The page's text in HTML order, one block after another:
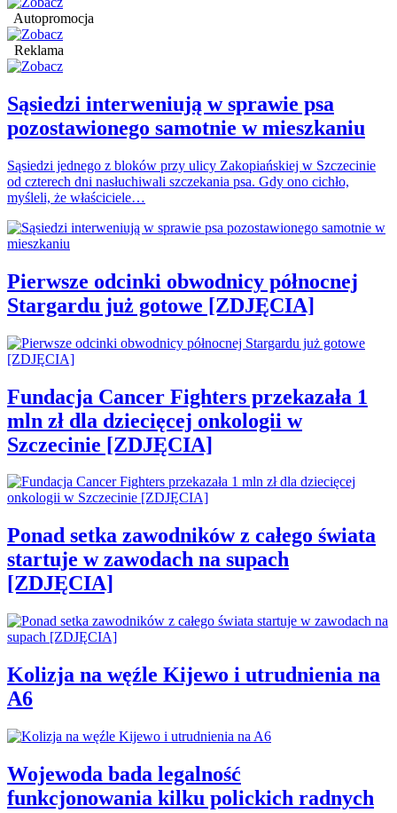
Autopromocja
Reklama
Sąsiedzi interweniują w sprawie psa
pozostawionego samotnie w mieszkaniu
Sąsiedzi jednego z bloków przy ulicy Zakopiańskiej w Szczecinie
od czterech dni nasłuchiwali szczekania psa. Gdy ono cichło,
myśleli, że właściciele…
Pierwsze odcinki obwodnicy północnej
Stargardu już gotowe [ZDJĘCIA]
Fundacja Cancer Fighters przekazała 1
mln zł dla dziecięcej onkologii w
Szczecinie [ZDJĘCIA]
Ponad setka zawodników z całego świata
startuje w zawodach na supach
[ZDJĘCIA]
Kolizja na węźle Kijewo i utrudnienia na
A6
Wojewoda bada legalność
funkcjonowania kilku polickich radnych